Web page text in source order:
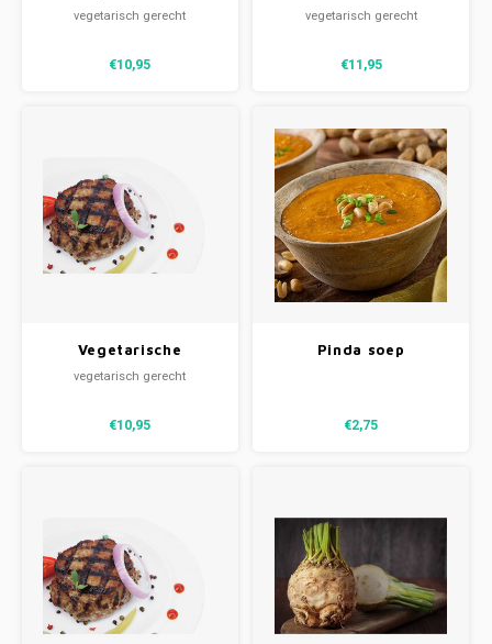
hamburger, wortel &
vegetarisch gerecht
€10,95
vegetarisch gerecht
€11,95
Vegetarische
hamburger, wortel &
vegetarisch gerecht
€10,95
Pinda soep
€2,75